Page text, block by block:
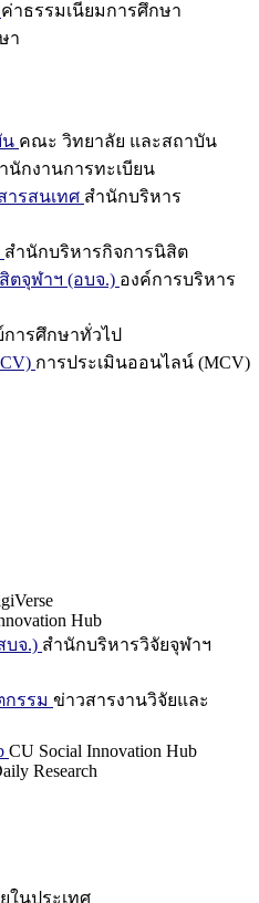
ค่าธรรมเนียมการศึกษา
า
น คณะ วิทยาลัย และสถาบัน
นักงานการทะเบียน
ารสนเทศ สำนักบริหาร
สำนักบริหารกิจการนิสิต
ตจุฬาฯ (อบจ.) องค์การบริหาร
ารศึกษาทั่วไป
การประเมินออนไลน์ (MCV)
Hub
บจ.) สำนักบริหารวิจัยจุฬาฯ
กรรม ข่าวสารงานวิจัยและ
CU Social Innovation Hub
Research
ในประเทศ